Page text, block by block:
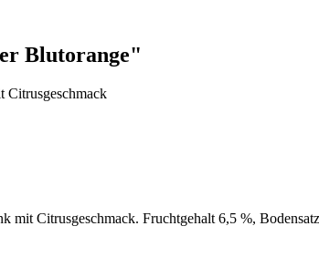
Blutorange"
Citrusgeschmack
mit Citrusgeschmack. Fruchtgehalt 6,5 %,